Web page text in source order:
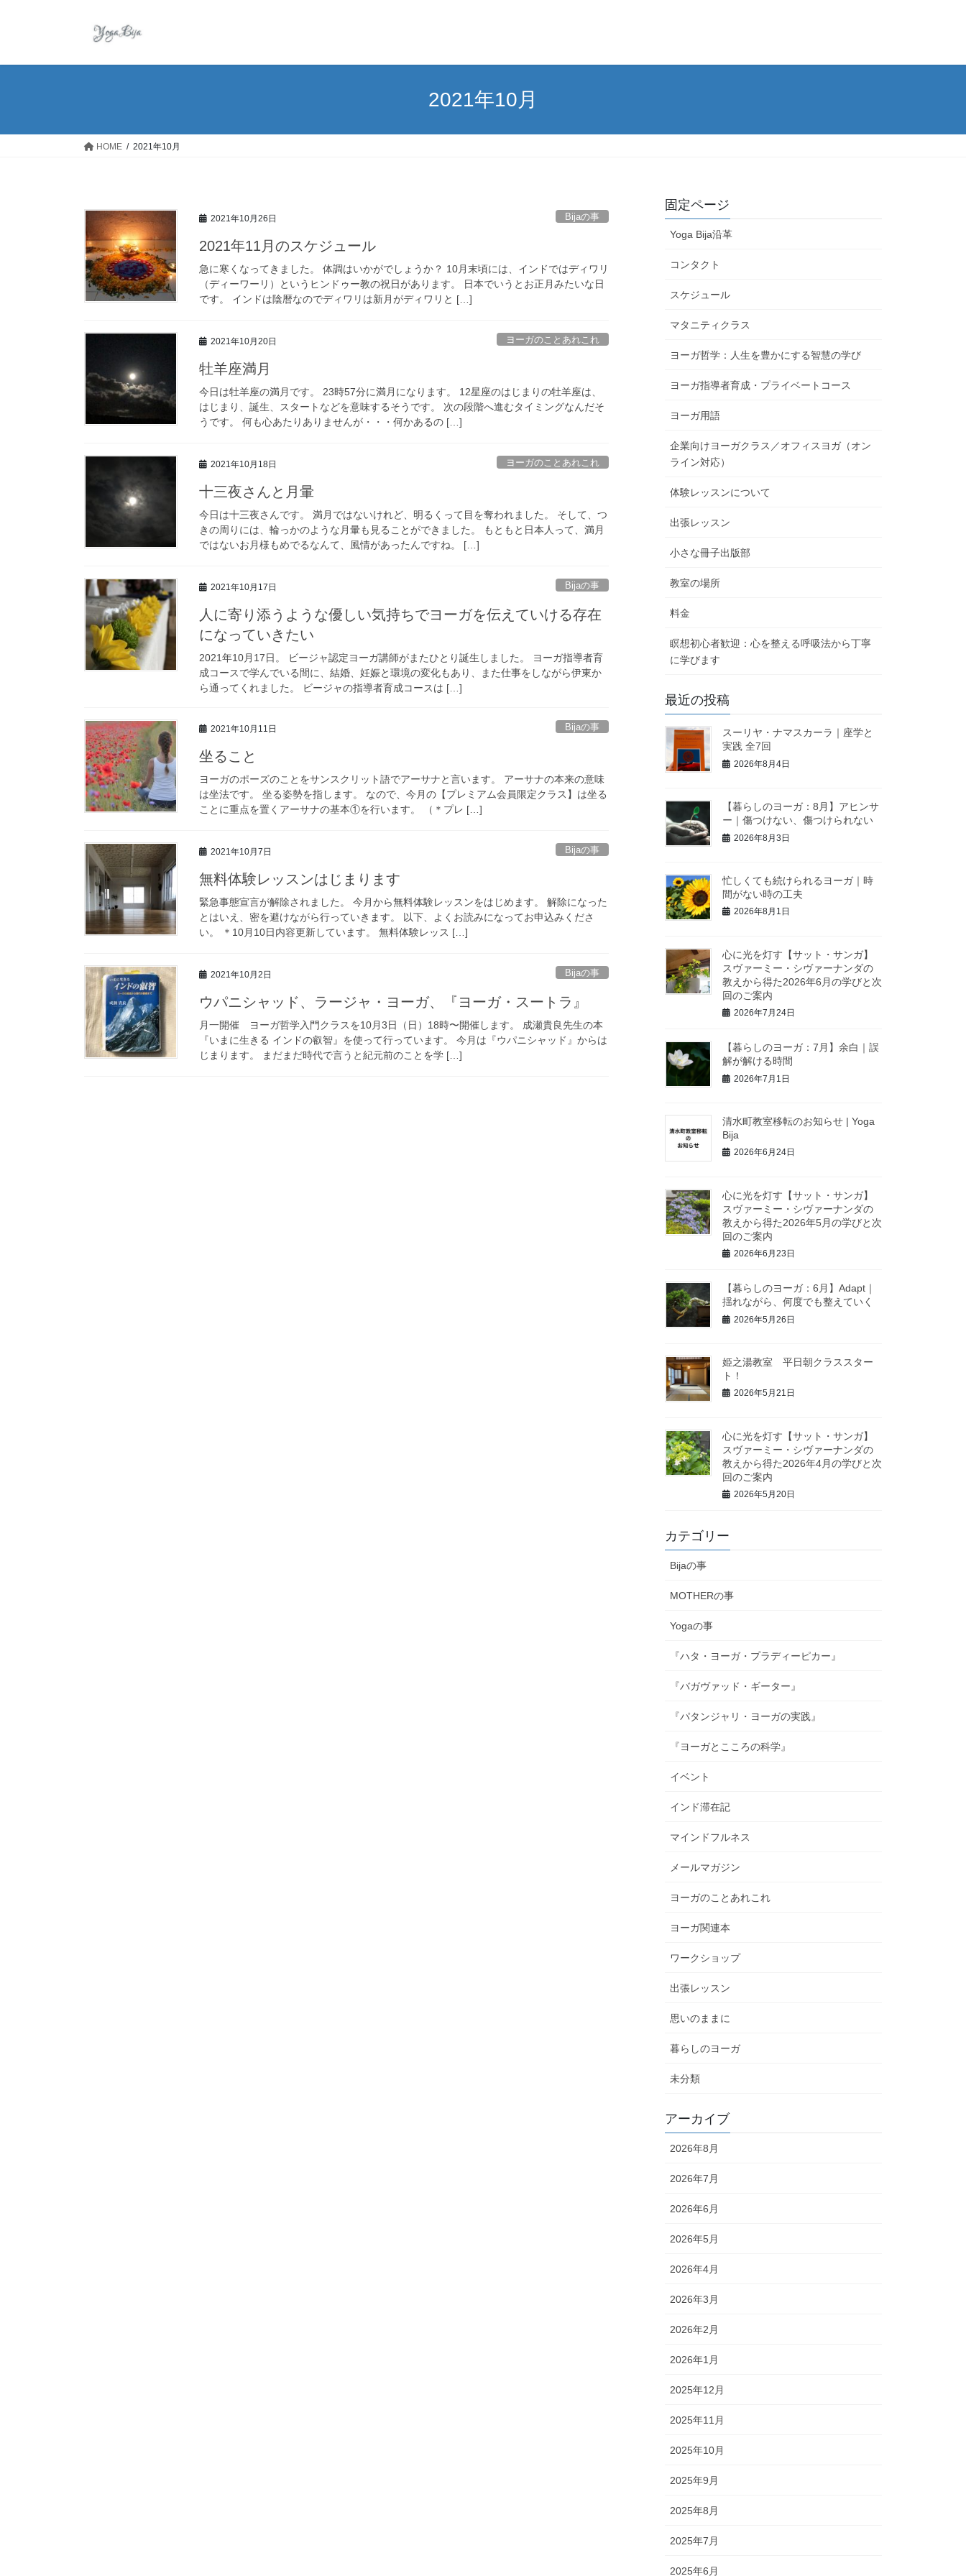
2021年10月
HOME 2021年10月
2021年10月26日 Bijaの事
2021年11月のスケジュール
急に寒くなってきました。 体調はいかがでしょうか？ 10月末頃には、インドではディワリ
（ディーワーリ）というヒンドゥー教の祝日があります。 日本でいうとお正月みたいな日
です。 インドは陰暦なのでディワリは新月がディワリと […]
2021年10月20日 ヨーガのことあれこれ
牡羊座満月
今日は牡羊座の満月です。 23時57分に満月になります。 12星座のはじまりの牡羊座は、
はじまり、誕生、スタートなどを意味するそうです。 次の段階へ進むタイミングなんだそ
うです。 何も心あたりありませんが・・・何かあるの […]
2021年10月18日 ヨーガのことあれこれ
十三夜さんと月暈
今日は十三夜さんです。 満月ではないけれど、明るくって目を奪われました。 そして、つ
きの周りには、輪っかのような月暈も見ることができました。 もともと日本人って、満月
ではないお月様もめでるなんて、風情があったんですね。 […]
2021年10月17日 Bijaの事
人に寄り添うような優しい気持ちでヨーガを伝えていける存在
になっていきたい
2021年10月17日。 ビージャ認定ヨーガ講師がまたひとり誕生しました。 ヨーガ指導者育
成コースで学んでいる間に、結婚、妊娠と環境の変化もあり、また仕事をしながら伊東か
ら通ってくれました。 ビージャの指導者育成コースは […]
2021年10月11日 Bijaの事
坐ること
ヨーガのポーズのことをサンスクリット語でアーサナと言います。 アーサナの本来の意味
は坐法です。 坐る姿勢を指します。 なので、今月の【プレミアム会員限定クラス】は坐る
ことに重点を置くアーサナの基本①を行います。 （＊プレ […]
2021年10月7日 Bijaの事
無料体験レッスンはじまります
緊急事態宣言が解除されました。 今月から無料体験レッスンをはじめます。 解除になった
とはいえ、密を避けながら行っていきます。 以下、よくお読みになってお申込みくださ
い。 ＊10月10日内容更新しています。 無料体験レッス […]
2021年10月2日 Bijaの事
ウパニシャッド、ラージャ・ヨーガ、『ヨーガ・スートラ』
月一開催 ヨーガ哲学入門クラスを10月3日（日）18時〜開催します。 成瀬貴良先生の本
『いまに生きる インドの叡智』を使って行っています。 今月は『ウパニシャッド』からは
じまります。 まだまだ時代で言うと紀元前のことを学 […]
固定ページ
Yoga Bija沿革
コンタクト
スケジュール
マタニティクラス
ヨーガ哲学：人生を豊かにする智慧の学び
ヨーガ指導者育成・プライベートコース
ヨーガ用語
企業向けヨーガクラス／オフィスヨガ（オン
ライン対応）
体験レッスンについて
出張レッスン
小さな冊子出版部
教室の場所
料金
瞑想初心者歓迎：心を整える呼吸法から丁寧
に学びます
最近の投稿
スーリヤ・ナマスカーラ｜座学と
実践 全7回
2026年8月4日
【暮らしのヨーガ：8月】アヒンサ
ー｜傷つけない、傷つけられない
2026年8月3日
忙しくても続けられるヨーガ｜時
間がない時の工夫
2026年8月1日
心に光を灯す【サット・サンガ】
スヴァーミー・シヴァーナンダの
教えから得た2026年6月の学びと次
回のご案内
2026年7月24日
【暮らしのヨーガ：7月】余白｜誤
解が解ける時間
2026年7月1日
清水町教室移転のお知らせ | Yoga
Bija
2026年6月24日
心に光を灯す【サット・サンガ】
スヴァーミー・シヴァーナンダの
教えから得た2026年5月の学びと次
回のご案内
2026年6月23日
【暮らしのヨーガ：6月】Adapt｜
揺れながら、何度でも整えていく
2026年5月26日
姫之湯教室 平日朝クラススター
ト！
2026年5月21日
心に光を灯す【サット・サンガ】
スヴァーミー・シヴァーナンダの
教えから得た2026年4月の学びと次
回のご案内
2026年5月20日
カテゴリー
Bijaの事
MOTHERの事
Yogaの事
『ハタ・ヨーガ・プラディーピカー』
『バガヴァッド・ギーター』
『パタンジャリ・ヨーガの実践』
『ヨーガとこころの科学』
イベント
インド滞在記
マインドフルネス
メールマガジン
ヨーガのことあれこれ
ヨーガ関連本
ワークショップ
出張レッスン
思いのままに
暮らしのヨーガ
未分類
アーカイブ
2026年8月
2026年7月
2026年6月
2026年5月
2026年4月
2026年3月
2026年2月
2026年1月
2025年12月
2025年11月
2025年10月
2025年9月
2025年8月
2025年7月
2025年6月